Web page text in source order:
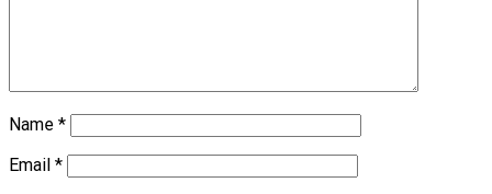
Name *
Email *